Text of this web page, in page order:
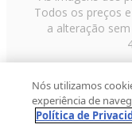
Todos os preços
a alteração sem
Paulo/SP, CEP
2013 Fast
Nós utilizamos
experiência de
Política de